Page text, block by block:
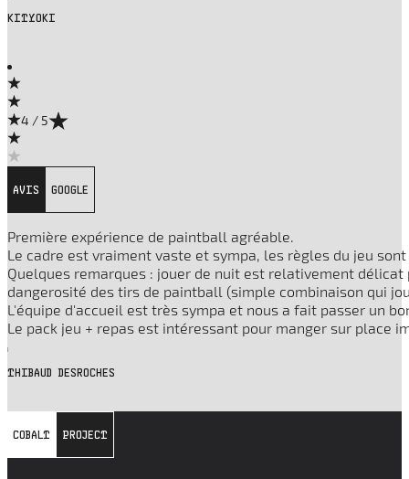
KITYOKI
4 / 5
GOOGLE
AVIS
Première expérience de paintball agréable.
Le cadre est vraiment vaste et sympa, les règles du jeu
Quelques remarques : jouer de nuit est relativement
dangerosité des tirs de paintball (simple combinaison qui
L'équipe d'accueil est très sympa et nous a fait passer un
Le pack jeu + repas est intéressant pour manger sur place
THIBAUD DESROCHES
PROJECT
COBALT